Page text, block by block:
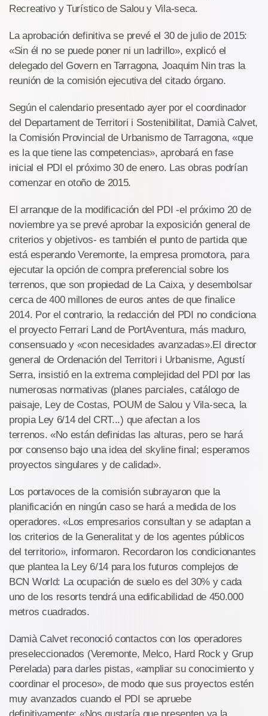
Recreativo y Turístico de Salou y Vila-seca.
La aprobación definitiva se prevé el 30 de julio de 2015:
«Sin él no se puede poner ni un ladrillo», explicó el
delegado del Govern en Tarragona, Joaquim Nin tras la
reunión de la comisión ejecutiva del citado órgano.
Según el calendario presentado ayer por el coordinador
del Departament de Territori i Sostenibilitat, Damià Calvet,
la Comisión Provincial de Urbanismo de Tarragona, «que
es la que tiene las competencias», aprobará en fase
inicial el PDI el próximo 30 de enero. Las obras podrían
comenzar en otoño de 2015.
El arranque de la modificación del PDI -el próximo 20 de
noviembre ya se prevé aprobar la exposición general de
criterios y objetivos- es también el punto de partida que
está esperando Veremonte, la empresa promotora, para
ejecutar la opción de compra preferencial sobre los
terrenos, que son propiedad de La Caixa, y desembolsar
cerca de 400 millones de euros antes de que finalice
2014. Por el contrario, la redacción del PDI no condiciona
el proyecto Ferrari Land de PortAventura, más maduro,
consensuado y «con necesidades avanzadas».El director
general de Ordenación del Territori i Urbanisme, Agustí
Serra, insistió en la extrema complejidad del PDI por las
numerosas normativas (planes parciales, catálogo de
paisaje, Ley de Costas, POUM de Salou y Vila-seca, la
propia Ley 6/14 del CRT...) que afectan a los
terrenos. «No están definidas las alturas, pero se hará
por consenso bajo una idea del skyline final; esperamos
proyectos singulares y de calidad».
Los portavoces de la comisión subrayaron que la
planificación en ningún caso se hará a medida de los
operadores. «Los empresarios consultan y se adaptan a
los criterios de la Generalitat y de los agentes públicos
del territorio», informaron. Recordaron los condicionantes
que plantea la Ley 6/14 para los futuros complejos de
BCN World: La ocupación de suelo es del 30% y cada
uno de los resorts tendrá una edificabilidad de 450.000
metros cuadrados.
Damià Calvet reconoció contactos con los operadores
preseleccionados (Veremonte, Melco, Hard Rock y Grup
Perelada) para darles pistas, «ampliar su conocimiento y
coordinar el proceso», de modo que sus proyectos estén
muy avanzados cuando el PDI se apruebe